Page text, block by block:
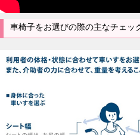
車椅子をお選びの際の主なチェッ